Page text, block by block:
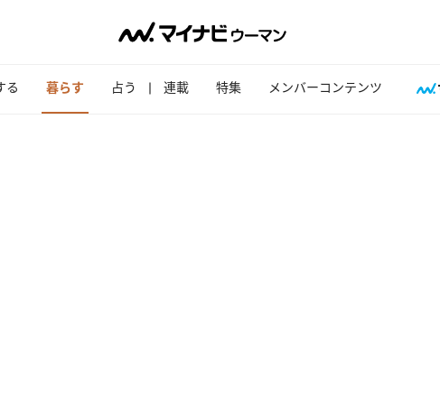
る 暮らす 占う 連載 特集 メンバーコンテンツ